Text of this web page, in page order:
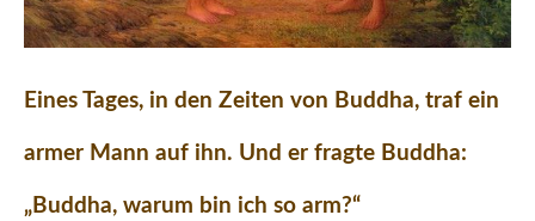
Eines Tages, in den Zeiten von Buddha, traf ein
armer Mann auf ihn. Und er fragte Buddha:
„Buddha, warum bin ich so arm?“